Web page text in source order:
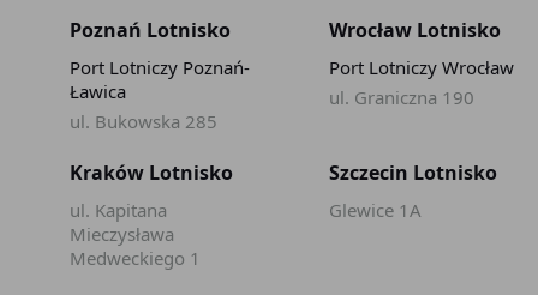
Poznań Lotnisko
Port Lotniczy Poznań-
Ławica
ul. Bukowska 285
Wrocław Lotnisko
Port Lotniczy Wrocław
ul. Graniczna 190
Kraków Lotnisko
ul. Kapitana
Mieczysława
Medweckiego 1
Szczecin Lotnisko
Glewice 1A